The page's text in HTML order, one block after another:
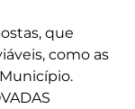
que
como as